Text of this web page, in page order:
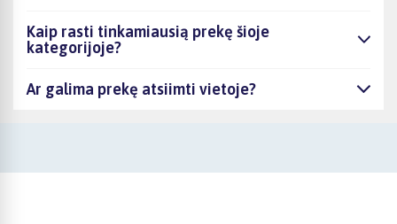
Kaip rasti tinkamiausią prekę šioje
kategorijoje?
Ar galima prekę atsiimti vietoje?